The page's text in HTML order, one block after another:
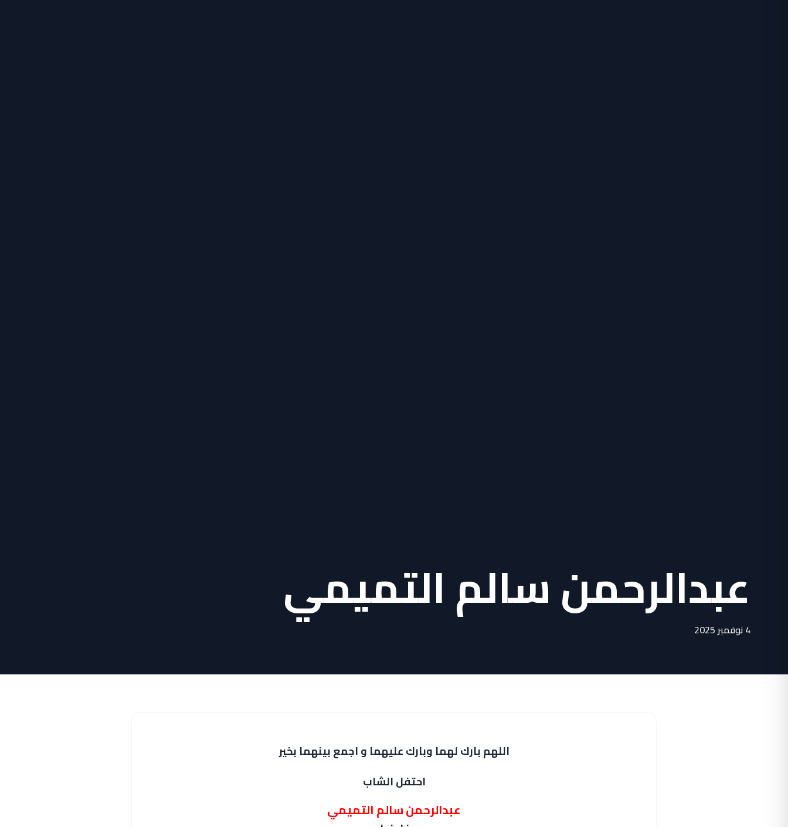
عبدالرحمن سالم التميمي
4 نوفمبر 2025
اللهم بارك لهما وبارك عليهما و اجمع بينهما بخير
احتفل الشاب
عبدالرحمن سالم التميمي